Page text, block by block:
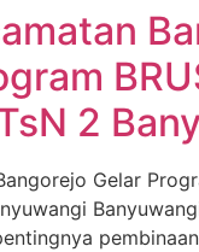
2
Gelar